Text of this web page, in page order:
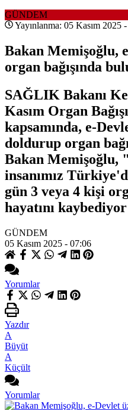
GÜNDEM
Yayınlanma: 05 Kasım 2025
Bakan Memişoğlu,
organ bağışında
SAĞLIK Bakanı
Kasım Organ
kapsamında, e-
doldurup organ
Bakan Memişoğlu,
insanımız
gün 3 veya 4 kişi
hayatını
GÜNDEM
05 Kasım 2025 - 07:06
Yorumlar
Yazdır
A
Büyüt
A
Küçült
Yorumlar